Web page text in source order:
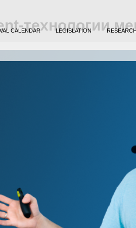
CALENDAR LEGISLATION RESEARCH
технологии